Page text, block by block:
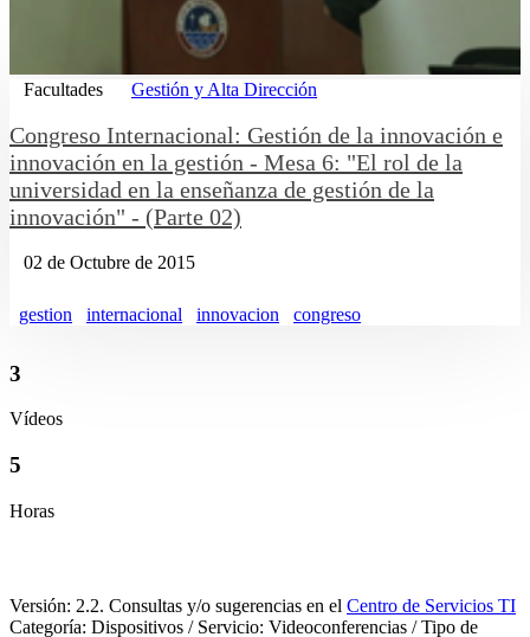
Facultades Gestión y Alta Dirección
Congreso Internacional: Gestión de la innovación e
innovación en la gestión - Mesa 6: "El rol de la
universidad en la enseñanza de gestión de la
innovación" - (Parte 02)
02 de Octubre de 2015
gestion internacional innovacion congreso
3
Vídeos
5
Horas
Versión: 2.2. Consultas y/o sugerencias en el Centro de Servicios TI
Categoría: Dispositivos / Servicio: Videoconferencias / Tipo de